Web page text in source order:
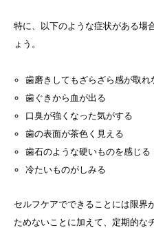
特に、以下のような症状がある場
ょう。
歯磨きしてもざらざら感が取れ
歯ぐきから血が出る
口臭が強くなった気がする
歯の表面が茶色く見える
歯石のような硬いものを感じる
冷たいものがしみる
セルフケアでできることには限界
ためないことに加えて、定期的な